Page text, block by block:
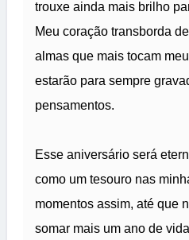
trouxe ainda mais brilho
Meu coração transborda
almas que mais tocam
estarão para sempre
pensamentos.
Esse aniversário será
como um tesouro nas
momentos assim, até que
somar mais um ano de